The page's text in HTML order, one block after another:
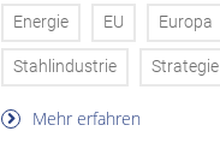
Energie EU Europa
Stahlindustrie Strategie
Mehr erfahren